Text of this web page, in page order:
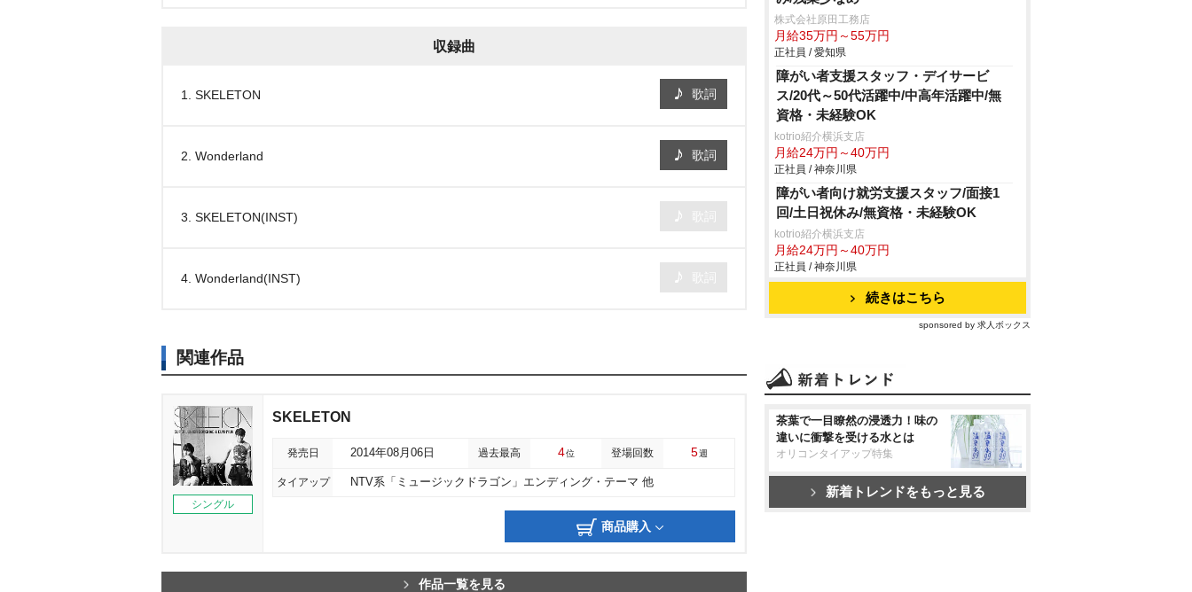
収録曲
1. SKELETON 歌詞
2. Wonderland 歌詞
3. SKELETON(INST)
4. Wonderland(INST)
関連作品
シングル
SKELETON
発売日 2014年08月06日 過去最高 4位 登場回数 5週
タイアップ NTV系「ミュージックドラゴン」エンディング・テーマ 他
商品購入
作品一覧を見る
株式会社原田工務店
月給35万円～55万円
正社員 / 愛知県
障がい者支援スタッフ・デイサービ
ス/20代～50代活躍中/中高年活躍中/無
資格・未経験OK
kotrio紹介横浜支店
月給24万円～40万円
正社員 / 神奈川県
障がい者向け就労支援スタッフ/面接1
回/土日祝休み/無資格・未経験OK
kotrio紹介横浜支店
月給24万円～40万円
正社員 / 神奈川県
続きはこちら
sponsored by 求人ボックス
茶葉で一目瞭然の浸透力！味の
違いに衝撃を受ける水とは
オリコンタイアップ特集
新着トレンドをもっと見る